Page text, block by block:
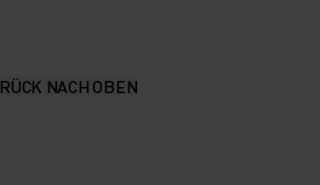
NACH OBEN